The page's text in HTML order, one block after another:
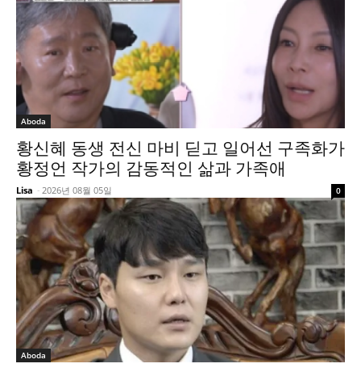
Aboda
황신혜 동생 전신 마비 딛고 일어선 구족화가
황정언 작가의 감동적인 삶과 가족애
Lisa - 2026년 08월 05일 0
Aboda